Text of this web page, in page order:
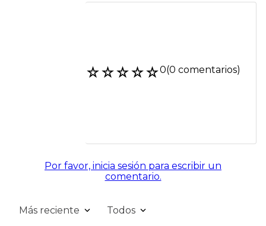
☆☆☆☆☆0(0 comentarios)
Por favor, inicia sesión para escribir un
comentario.
Más reciente Todos